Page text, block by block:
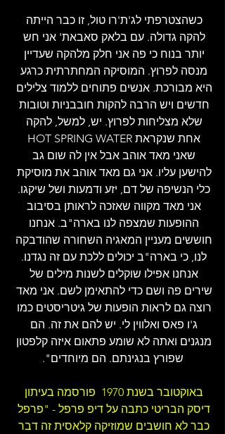
כשהצטרפתי לג'ת'רו טול, זו כבר הייתה
להקה גדולה. עם בלאק סאבאת' אני חש
יותר בנוח כי פה אני חלק מלהקה שעדיין
מנסה לפרוץ. המוסיקה המחתרתית כרגע
היא מבורכת. אנשים פתוחים ללמוד צלילים
חדשים ויש הרבה להקות חובבניות וטובות
שלא מצליחות לפרוץ. יש, למשל, להקה
שאני מאד אוהב אבל אין לה שום גב
להישען עליו. אני גם מאד אוהב את מוסיקת
כלי הנשיפה של דם, יזע ודמעות ושל שיקגו.
אני מאד מקווה שאזכה לראותן בסיבוב
ההופעות שמצפה לנו בארה"ב. אנחנו
חוששים מעניין המאגיה השחורה שהודבקה
לנו, כי בארה"ב יכולים ללכת עם זה נגדנו.
אנחנו אפילו שוקלים לשנות מילים של
שירים פה ושם כדי להתאימן לשם. אני מאד
רוצה גם לראות הופעות של גיטריסטים כמו
ג'ו פאס ואלווין לי. יש להם את זה. הם
מנגנים ואתה לא שומע פתאום איזה קלפטון
שפורץ בנגינתם. הם מיוחדים".
באוקטובר בשנת 1970  פורסמה בעיתון
דיסק הבריטי כתבה על דיפ פרפל - "פרפל
כבר לא חושבים שמוזיקה קלאסית זה דבר